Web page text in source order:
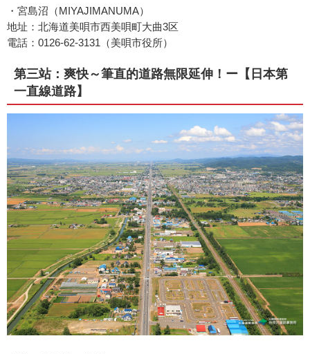
・宮島沼（MIYAJIMANUMA）
地址：北海道美唄市西美唄町大曲3区
電話：0126-62-3131（美唄市役所）
第三站：爽快～筆直的道路無限延伸！ー【日本第
一直線道路】